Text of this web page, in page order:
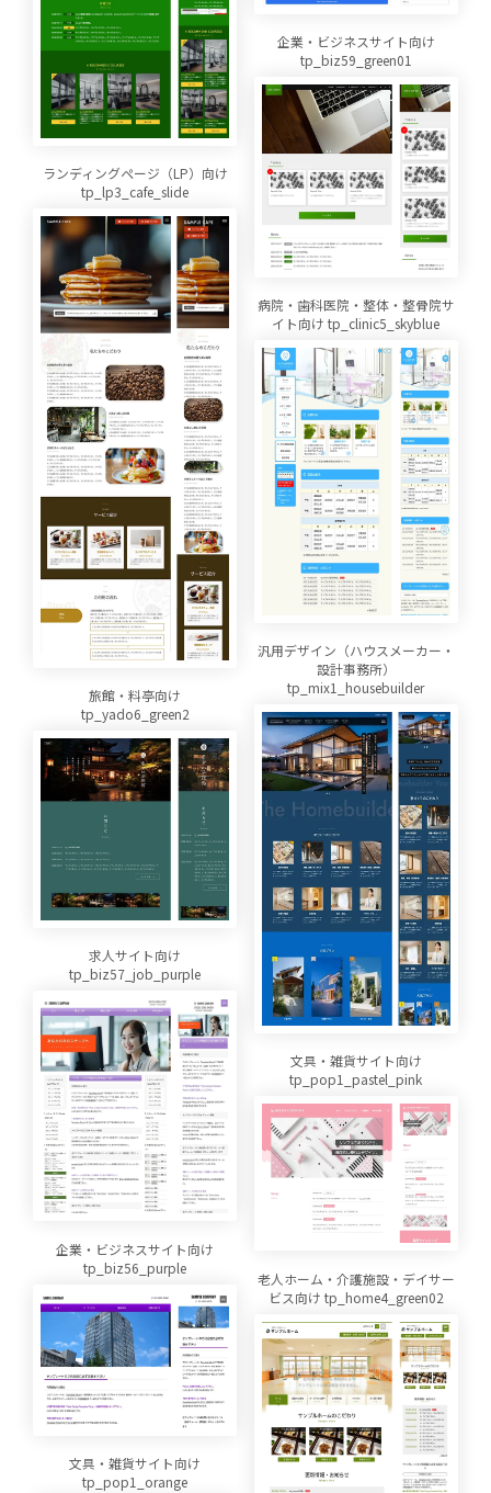
企業・ビジネスサイト向け
tp_biz59_green01
ランディングページ（LP）向け
tp_lp3_cafe_slide
病院・歯科医院・整体・整骨院サ
イト向け tp_clinic5_skyblue
汎用デザイン（ハウスメーカー・
設計事務所）
tp_mix1_housebuilder
旅館・料亭向け
tp_yado6_green2
求人サイト向け
tp_biz57_job_purple
文具・雑貨サイト向け
tp_pop1_pastel_pink
企業・ビジネスサイト向け
tp_biz56_purple
老人ホーム・介護施設・デイサー
ビス向け tp_home4_green02
文具・雑貨サイト向け
tp_pop1_orange